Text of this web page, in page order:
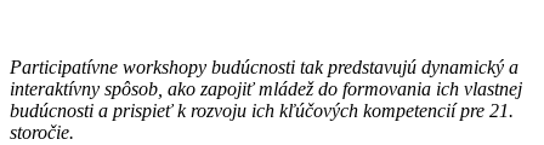
Participatívne workshopy budúcnosti tak predstavujú dynamický a
interaktívny spôsob, ako zapojiť mládež do formovania ich vlastnej
budúcnosti a prispieť k rozvoju ich kľúčových kompetencií pre 21.
storočie.